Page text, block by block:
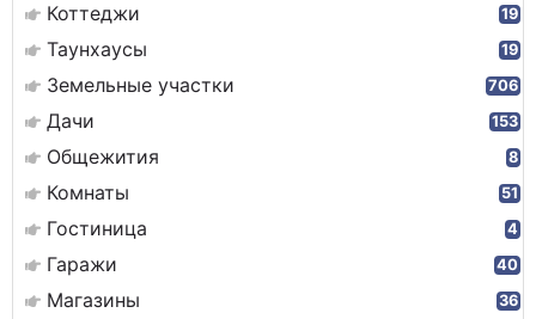
Коттеджи 19
Таунхаусы 19
Земельные участки 706
Дачи 153
Общежития 8
Комнаты 51
Гостиница 4
Гаражи 40
Магазины 36